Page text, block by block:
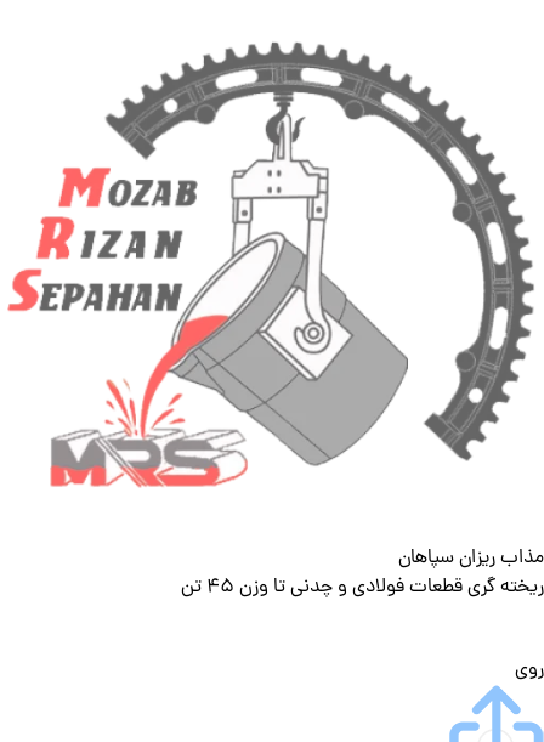
مذاب ریزان سپاهان
ریخته گری قطعات فولادی و چدنی تا وزن 45 تن
روی